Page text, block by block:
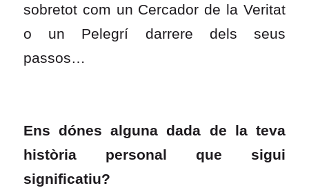
sobretot com un Cercador de la Veritat
o un Pelegrí darrere dels seus
passos…
Ens dónes alguna dada de la teva
història personal que sigui
significatiu?